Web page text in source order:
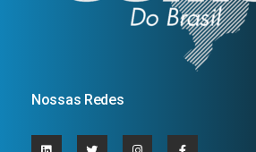
Nossas Redes